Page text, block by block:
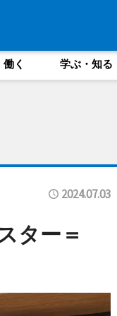
く 学ぶ・知る
2024.07.03
ター＝